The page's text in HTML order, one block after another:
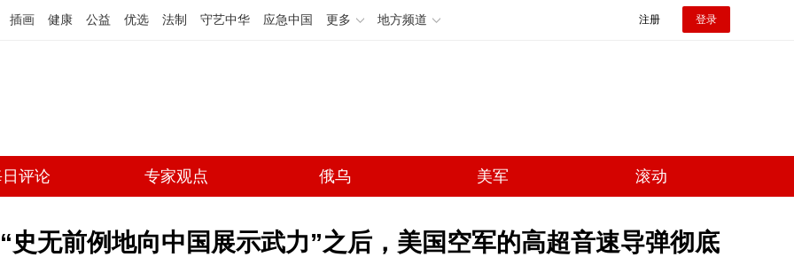
插画 健康 公益 优选 法制 守艺中华 应急中国 更多 地方频道 注册 登录
评论 专家观点 俄乌 美军 滚动
“史无前例地向中国展示武力”之后，美国空军的高超音速导弹彻底